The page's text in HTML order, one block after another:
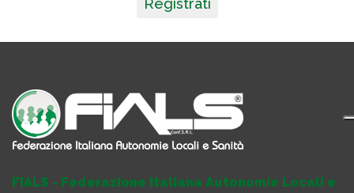
Registrati
FIALS - Federazione Italiana Autonomie Locali e